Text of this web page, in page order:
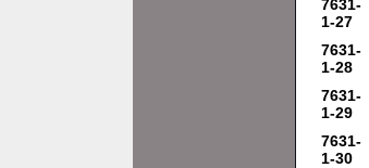
7631-
1-27
7631-
1-28
7631-
1-29
7631-
1-30